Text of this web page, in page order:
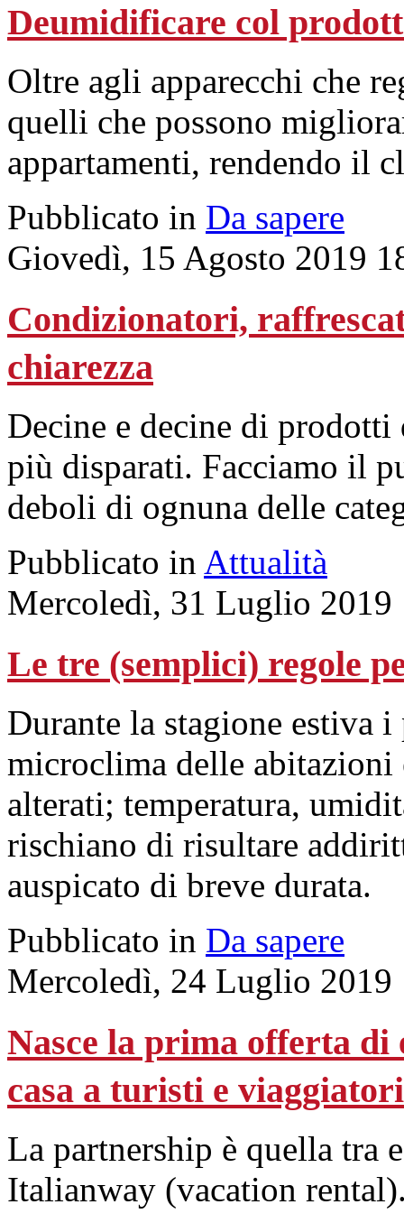
Deumidificare col
Oltre agli apparecchi che
quelli che possono
appartamenti, rendendo il
Pubblicato in Da sapere
Giovedì, 15 Agosto 2019
Condizionatori,
chiarezza
Decine e decine di
più disparati. Facciamo il
deboli di ognuna delle
Pubblicato in Attualità
Mercoledì, 31 Luglio 2019
Le tre (semplici) regole
Durante la stagione estiva
microclima delle
alterati; temperatura,
rischiano di risultare
auspicato di breve durata.
Pubblicato in Da sapere
Mercoledì, 24 Luglio 2019
Nasce la prima offerta
casa a turisti e viaggiatori
La partnership è quella tra
Italianway (vacation